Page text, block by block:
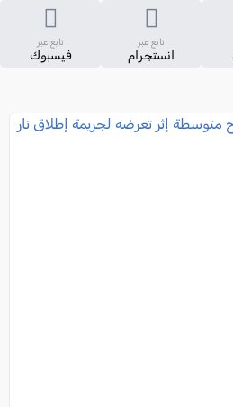
تابع عبر
انستجرام
تابع عبر
فيسبوك